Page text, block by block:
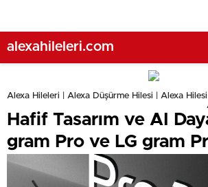
alexahileleri.com
Alexa Hileleri | Alexa Düşürme Hilesi | Alexa Hilesi
Hafif Tasarım ve AI
gram Pro ve LG gram